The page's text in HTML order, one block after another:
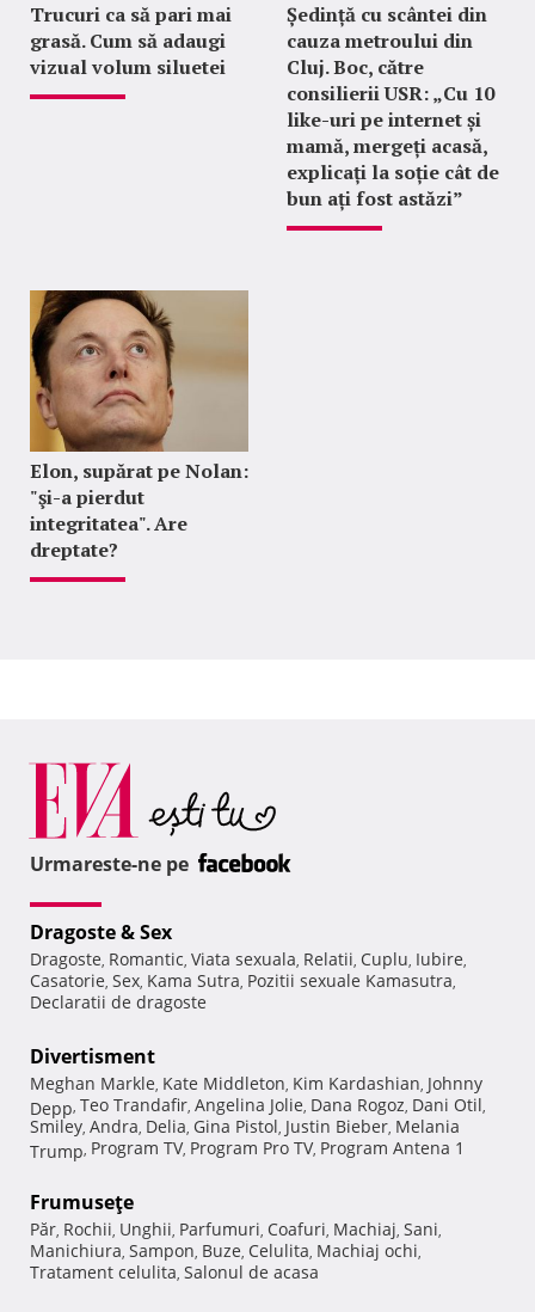
Trucuri ca să pari mai
grasă. Cum să adaugi
vizual volum siluetei
Ședință cu scântei din
cauza metroului din
Cluj. Boc, către
consilierii USR: „Cu 10
like-uri pe internet și
mamă, mergeți acasă,
explicați la soție cât de
bun ați fost astăzi”
Elon, supărat pe Nolan:
"şi-a pierdut
integritatea". Are
dreptate?
Urmareste-ne pe
Dragoste & Sex
Dragoste, Romantic, Viata sexuala, Relatii, Cuplu, Iubire,
Casatorie, Sex, Kama Sutra, Pozitii sexuale Kamasutra,
Declaratii de dragoste
Divertisment
Meghan Markle, Kate Middleton, Kim Kardashian, Johnny
Depp, Teo Trandafir, Angelina Jolie, Dana Rogoz, Dani Otil,
Smiley, Andra, Delia, Gina Pistol, Justin Bieber, Melania
Trump, Program TV, Program Pro TV, Program Antena 1
Frumuseţe
Păr, Rochii, Unghii, Parfumuri, Coafuri, Machiaj, Sani,
Manichiura, Sampon, Buze, Celulita, Machiaj ochi,
Tratament celulita, Salonul de acasa